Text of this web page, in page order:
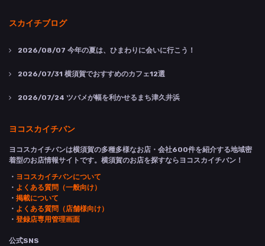
スカイチブログ
2026/08/07 今年の夏は、ひまわりに会いに行こう！
2026/07/31 横須賀でおすすめのカフェ12選
2026/07/24 ツバメが幅を利かせるまち津久井浜
ヨコスカイチバン
ヨコスカイチバンは横須賀の多種多様なお店・会社600件を紹介する地域密
着型のお店情報サイトです。横須賀のお店を探すならヨコスカイチバン！
・ ヨコスカイチバンについて
・ よくある質問（一般向け）
・ 掲載について
・ よくある質問（店舗様向け）
・ 登録店専用管理画面
公式SNS